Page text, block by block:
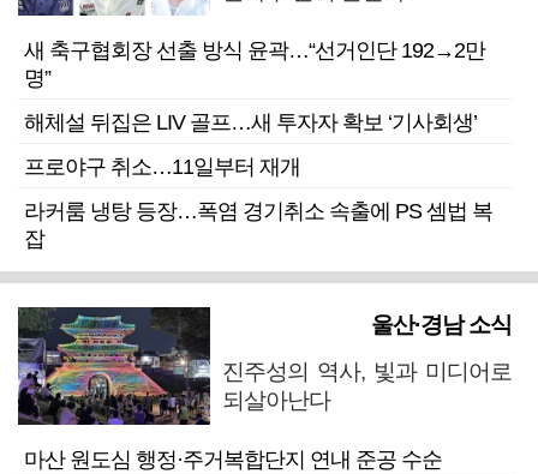
새 축구협회장 선출 방식 윤곽…“선거인단 192→2만
명”
해체설 뒤집은 LIV 골프…새 투자자 확보 ‘기사회생’
프로야구 취소…11일부터 재개
라커룸 냉탕 등장…폭염 경기취소 속출에 PS 셈법 복
잡
울산·경남 소식
진주성의 역사, 빛과 미디어로
되살아난다
마산 원도심 행정·주거복합단지 연내 준공 수순